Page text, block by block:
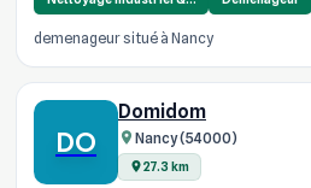
demenageur situé à Nancy
DO
Domidom
Nancy (54000)
27.3 km